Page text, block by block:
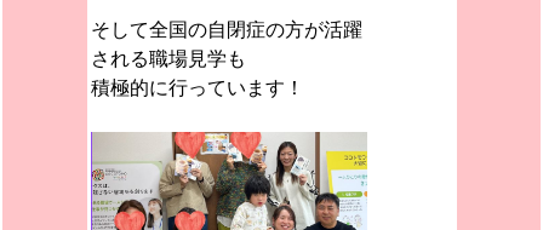
そして全国の自閉症の方が活躍
される職場見学も
積極的に行っています！